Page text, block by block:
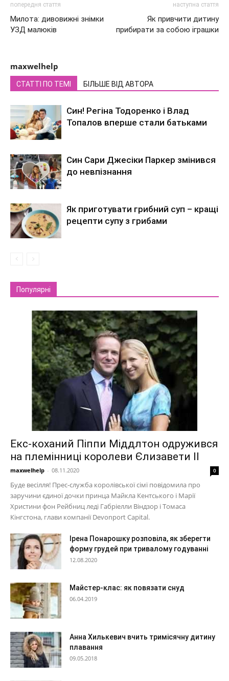
попередня стаття
Милота: дивовижні знімки
УЗД малюків
наступна стаття
Як привчити дитину
прибирати за собою іграшки
maxwelhelp
СТАТТІ ПО ТЕМІ БІЛЬШЕ ВІД АВТОРА
Син! Регіна Тодоренко і Влад
Топалов вперше стали батьками
Син Сари Джесіки Паркер змінився
до невпізнання
Як приготувати грибний суп – кращі
рецепти супу з грибами
Популярні
Екс-коханий Піппи Міддлтон одружився
на племінниці королеви Єлизавети II
maxwelhelp - 08.11.2020 0
Буде весілля! Прес-служба королівської сімї повідомила про
заручини єдиної дочки принца Майкла Кентського і Марії
Христини фон Рейбниц леді Габріелли Віндзор і Томаса
Кінгстона, глави компанії Devonport Capital.
Ірена Понарошку розповіла, як зберегти
форму грудей при тривалому годуванні
12.08.2020
Майстер-клас: як повязати снуд
06.04.2019
Анна Хилькевич вчить тримісячну дитину
плавання
09.05.2018